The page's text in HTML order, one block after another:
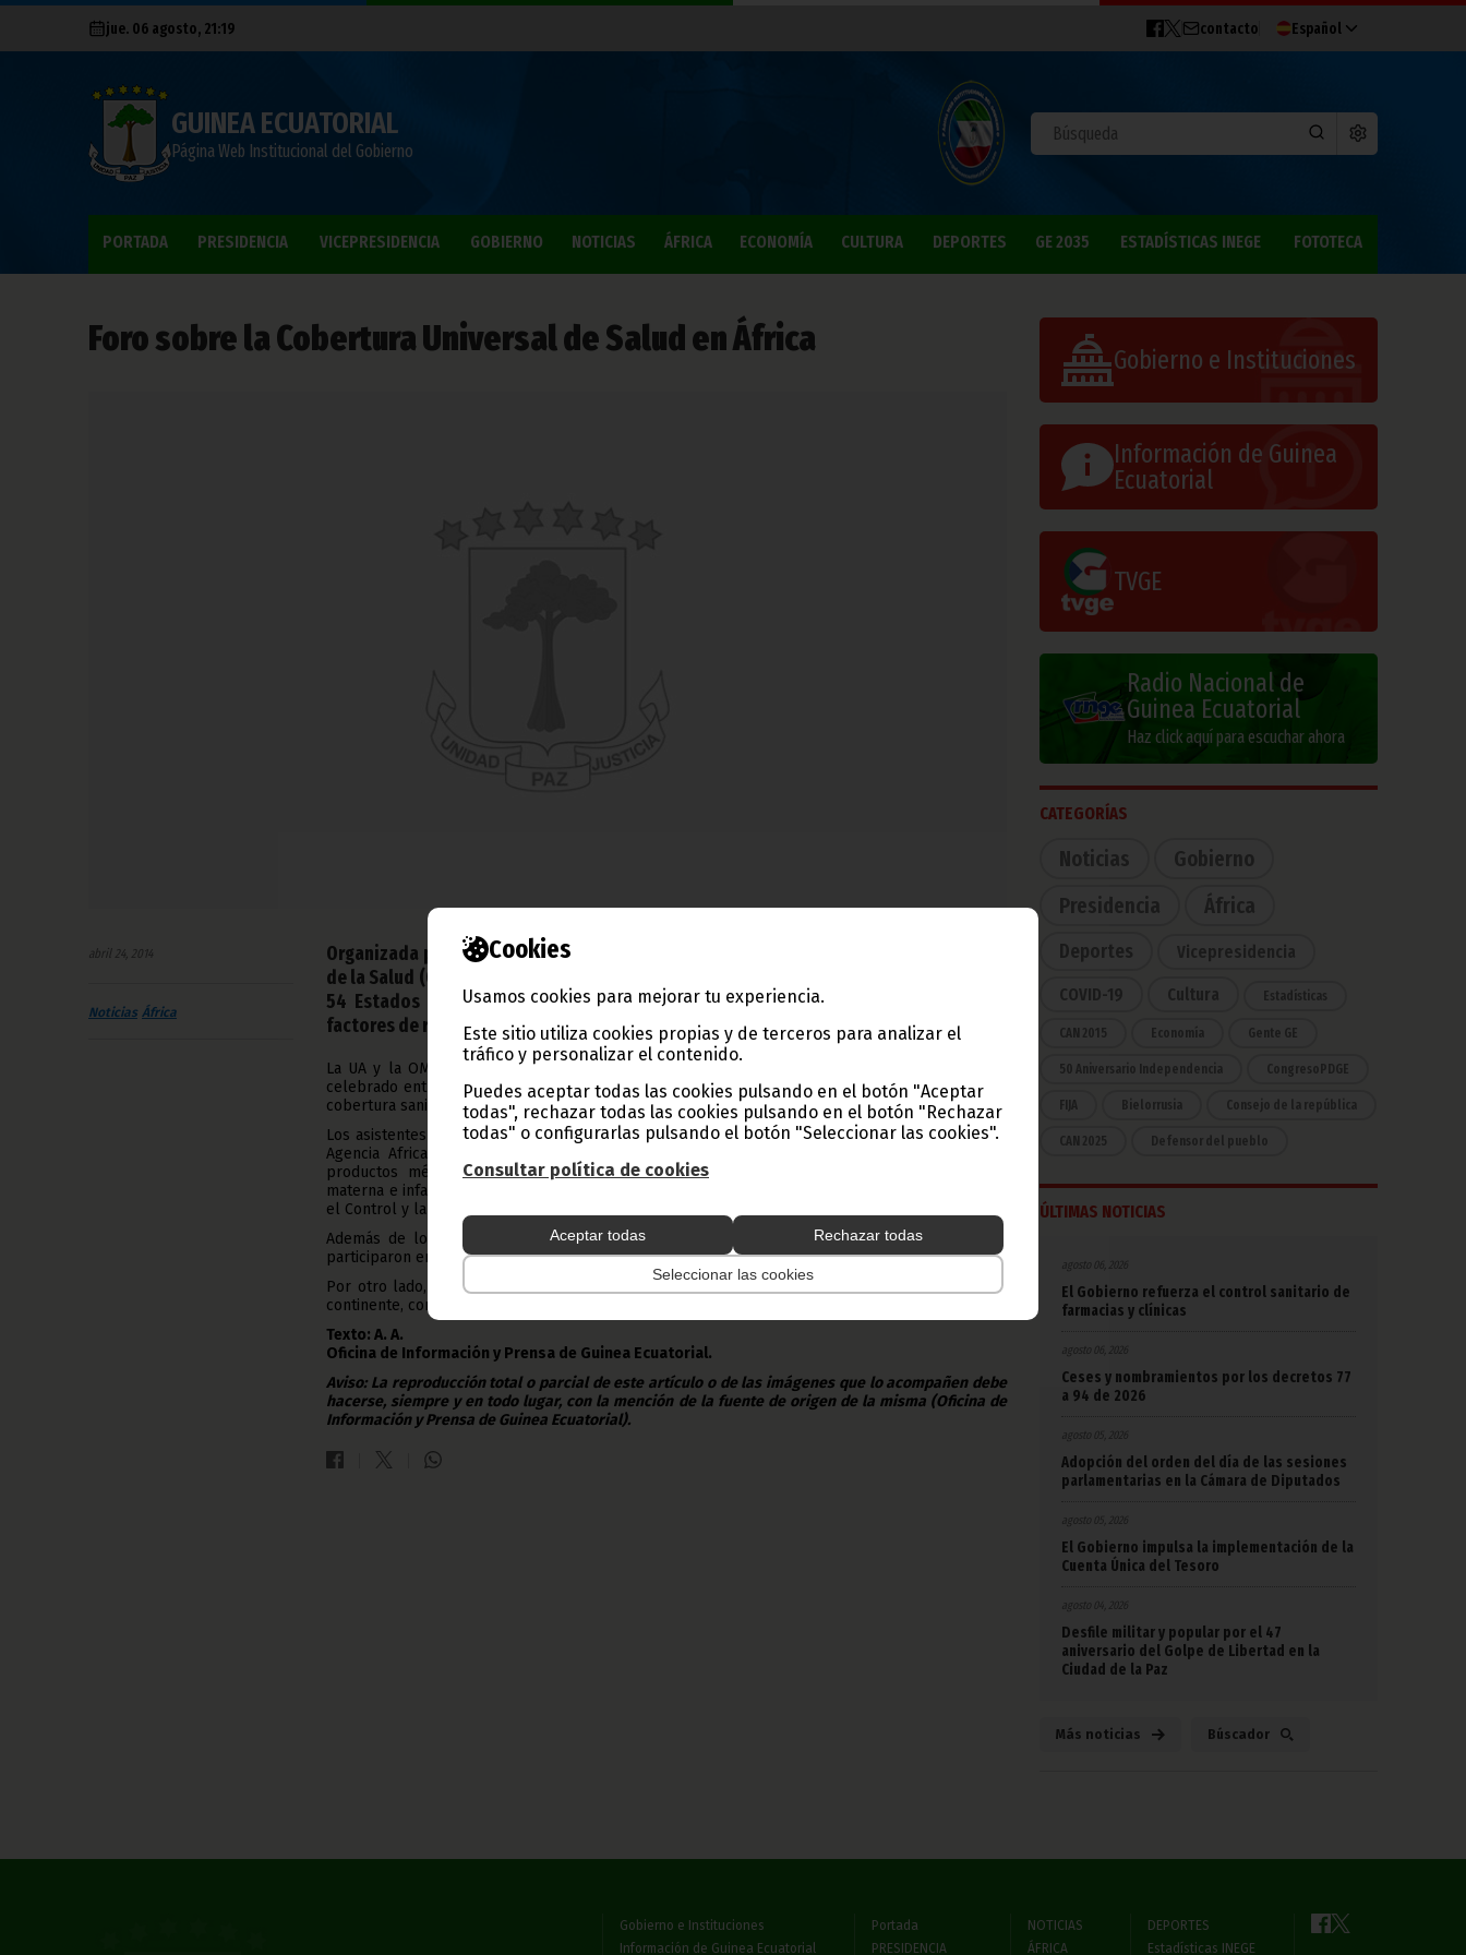
Cookies
Usamos cookies para mejorar tu experiencia.
Este sitio utiliza cookies propias y de terceros para analizar el
tráfico y personalizar el contenido.
Puedes aceptar todas las cookies pulsando en el botón "Aceptar
todas", rechazar todas las cookies pulsando en el botón "Rechazar
todas" o configurarlas pulsando el botón "Seleccionar las cookies".
Consultar política de cookies
Aceptar todas Rechazar todas
Seleccionar las cookies
jue. 06 agosto, 21:19 contacto Español
GUINEA ECUATORIAL
Página Web Institucional del Gobierno
PORTADA PRESIDENCIA VICEPRESIDENCIA GOBIERNO NOTICIAS ÁFRICA ECONOMÍA CULTURA DEPORTES GE 2035 ESTADÍSTICAS INEGE FOTOTECA
Foro sobre la Cobertura Universal de Salud en África
abril 24, 2014
Noticias África
Organizada por la Unión Africana (UA), en colaboración con la Organización Mundial
de la Salud (OMS), la conferencia ha servido para que los ministros de Sanidad de los
54 Estados miembros elaboraran políticas y estrategias para hacer frente a los
factores de riesgo.
La UA y la OMS han organizado una reunión de los ministros africanos de Sanidad, que se ha
celebrado entre los días 14 y 17 de abril, con el fin de planificar estrategias que refuercen la
cobertura sanitaria universal.
Los asistentes al foro, desarrollado en Luanda (República de Angola), firmaron la creación de la
Agencia Africana del Medicamento y examinaron asuntos como el sistema de regulación de
productos médicos; las enfermedades no transmisibles y la prevención de la mortalidad
materna e infantil; así como la revisión del plan de acción y creación de un Centro Africano para
el Control y la Prevención de Enfermedades.
Además de los ministros africanos de Sanidad y de los organismos de las Naciones Unidas,
participaron en la conferencia agentes del desarrollo, profesionales del sector privado y ongs.
Por otro lado, también ha quedado de manifiesto que la OMS refuerza su colaboración con el
continente, con objetivo de lograr un mejor crecimiento y desarrollo.
Texto: A. A.
Oficina de Información y Prensa de Guinea Ecuatorial.
Aviso: La reproducción total o parcial de este artículo o de las imágenes que lo acompañen debe
hacerse, siempre y en todo lugar, con la mención de la fuente de origen de la misma (Oficina de
Información y Prensa de Guinea Ecuatorial).
Gobierno e Instituciones
Información de Guinea
Ecuatorial
TVGE
Radio Nacional de
Guinea Ecuatorial
Haz click aquí para escuchar ahora
CATEGORÍAS
Noticias
Gobierno
Presidencia
África
Deportes Vicepresidencia
COVID-19 Cultura Estadísticas
CAN 2015 Economía Gente GE
50 Aniversario Independencia CongresoPDGE
FIJA Bielorrusia Consejo de la república
CAN 2025 Defensor del pueblo
ÚLTIMAS NOTICIAS
agosto 06, 2026
El Gobierno refuerza el control sanitario de
farmacias y clínicas
agosto 06, 2026
Ceses y nombramientos por los decretos 77
a 94 de 2026
agosto 05, 2026
Adopción del orden del día de las sesiones
parlamentarias en la Cámara de Diputados
agosto 05, 2026
El Gobierno impulsa la implementación de la
Cuenta Única del Tesoro
agosto 04, 2026
Desfile militar y popular por el 47
aniversario del Golpe de Libertad en la
Ciudad de la Paz
Más noticias Búscador
Gobierno e Instituciones
Información de Guinea Ecuatorial
Portada
PRESIDENCIA
NOTICIAS
ÁFRICA
DEPORTES
Estadísticas INEGE